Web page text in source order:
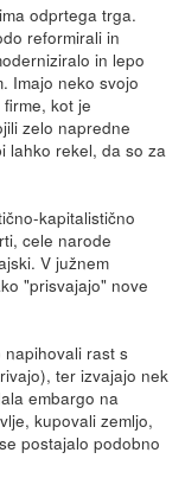
odprtega trga.
reformirali in
in lepo
Imajo neko svojo
kot je
zelo napredne
lahko rekel, da so za
kapitalistično
cele narode
V južnem
"prisvajajo" nove
napihovali rast s
ter izvajajo nek
embargo na
kupovali zemljo,
postajalo podobno